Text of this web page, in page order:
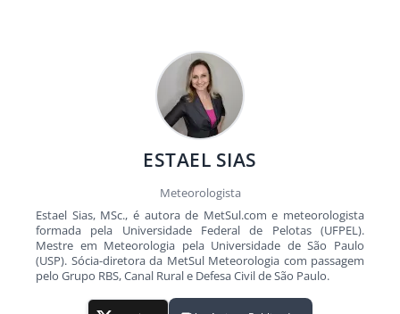
ESTAEL SIAS
Meteorologista
Estael Sias, MSc., é autora de MetSul.com e meteorologista
formada pela Universidade Federal de Pelotas (UFPEL).
Mestre em Meteorologia pela Universidade de São Paulo
(USP). Sócia-diretora da MetSul Meteorologia com passagem
pelo Grupo RBS, Canal Rural e Defesa Civil de São Paulo.